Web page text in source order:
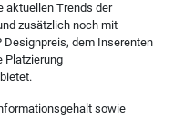
aktuellen Trends der
zusätzlich noch mit
Designpreis, dem Inserenten
Platzierung
sowie